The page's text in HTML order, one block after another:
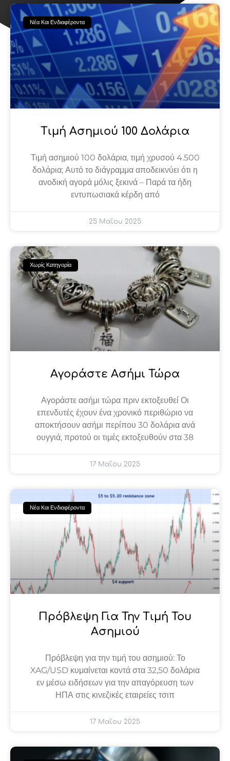
Νέα Και Ενδιαφέροντα
Τιμή Ασημιού 100 Δολάρια
Τιμή ασημιού 100 δολάρια, τιμή χρυσού 4.500
δολάρια; Αυτό το διάγραμμα αποδεικνύει ότι η
ανοδική αγορά μόλις ξεκινά – Παρά τα ήδη
εντυπωσιακά κέρδη από
25 Μαΐου 2025
Χωρίς Κατηγορία
Αγοράστε Ασήμι Τώρα
Αγοράστε ασήμι τώρα πριν εκτοξευθεί Οι
επενδυτές έχουν ένα χρονικό περιθώριο να
αποκτήσουν ασήμι περίπου 30 δολάρια ανά
ουγγιά, προτού οι τιμές εκτοξευθούν στα 38
17 Μαΐου 2025
Νέα Και Ενδιαφέροντα
Πρόβλεψη Για Την Τιμή Του
Ασημιού
Πρόβλεψη για την τιμή του ασημιού: Το
XAG/USD κυμαίνεται κοντά στα 32,50 δολάρια
εν μέσω ειδήσεων για την απαγόρευση των
ΗΠΑ στις κινεζικές εταιρείες τσιπ
17 Μαΐου 2025
Page
PagePagePage
Page